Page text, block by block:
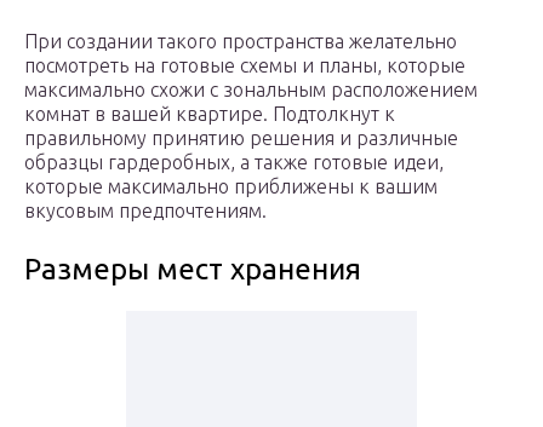
При создании такого пространства желательно
посмотреть на готовые схемы и планы, которые
максимально схожи с зональным расположением
комнат в вашей квартире. Подтолкнут к
правильному принятию решения и различные
образцы гардеробных, а также готовые идеи,
которые максимально приближены к вашим
вкусовым предпочтениям.
Размеры мест хранения